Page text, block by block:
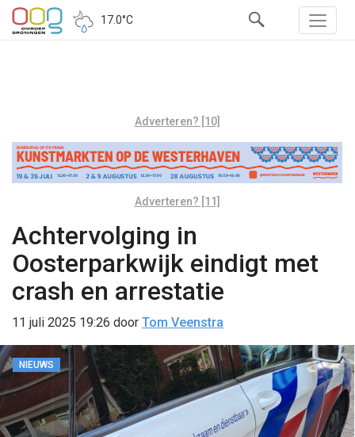
17.0°C
Adverteren? [10]
Adverteren? [11]
Achtervolging in
Oosterparkwijk eindigt met
crash en arrestatie
11 juli 2025 19:26 door Tom Veenstra
NIEUWS